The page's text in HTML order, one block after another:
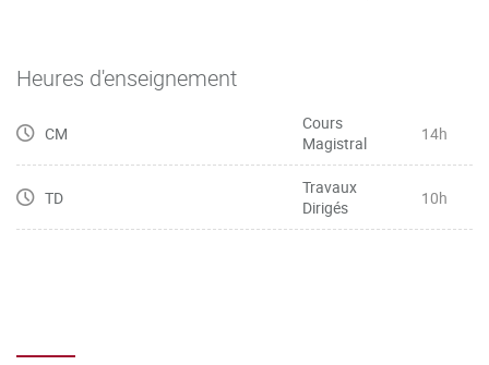
Heures d'enseignement
CM
Cours
Magistral
14h
TD
Travaux
Dirigés
10h